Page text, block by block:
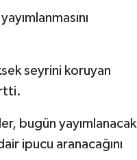
seyrini koruyan
bugün yayımlanacak
ipucu aranacağını